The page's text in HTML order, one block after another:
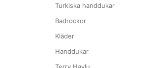
Turkiska handdukar
Badrockor
Kläder
Handdukar